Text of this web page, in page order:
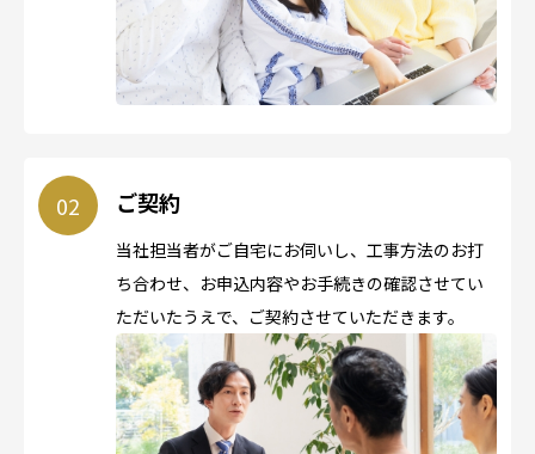
ご契約
当社担当者がご自宅にお伺いし、工事方法のお打
ち合わせ、お申込内容やお手続きの確認させてい
ただいたうえで、ご契約させていただきます。